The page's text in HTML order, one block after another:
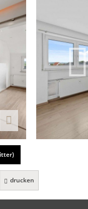
drucken